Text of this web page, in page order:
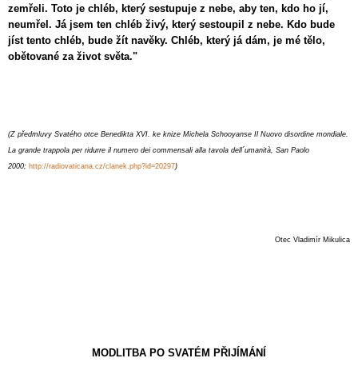
zemřeli. Toto je chléb, který sestupuje z nebe, aby ten, kdo ho jí,
neumřel. Já jsem ten chléb živý, který sestoupil z nebe. Kdo bude
jíst tento chléb, bude žít navěky. Chléb, který já dám, je mé tělo,
obětované za život světa."
(Z předmluvy Svatého otce Benedikta XVI. ke knize Michela Schooyanse Il Nuovo disordine mondiale.
La grande trappola per ridurre il numero dei commensali alla tavola dell´umanità, San Paolo
2000; http://radiovaticana.cz/clanek.php?id=20297)
Otec Vladimír Mikulica
MODLITBA PO SVATÉM PŘIJÍMÁNÍ